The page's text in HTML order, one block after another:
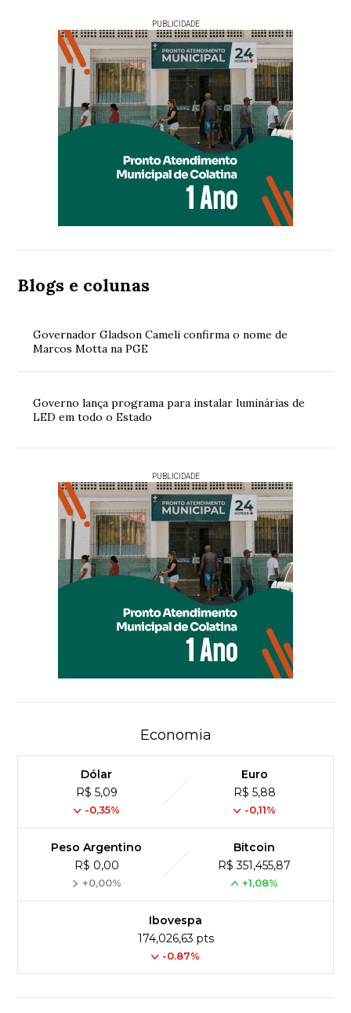
PUBLICIDADE
Blogs e colunas
Governador Gladson Cameli confirma o nome de
Marcos Motta na PGE
Governo lança programa para instalar luminárias de
LED em todo o Estado
PUBLICIDADE
Economia
Dólar
R$ 5,09
-0,35%
Euro
R$ 5,88
-0,11%
Peso Argentino
R$ 0,00
+0,00%
Bitcoin
R$ 351,455,87
+1,08%
Ibovespa
174,026,63 pts
-0.87%